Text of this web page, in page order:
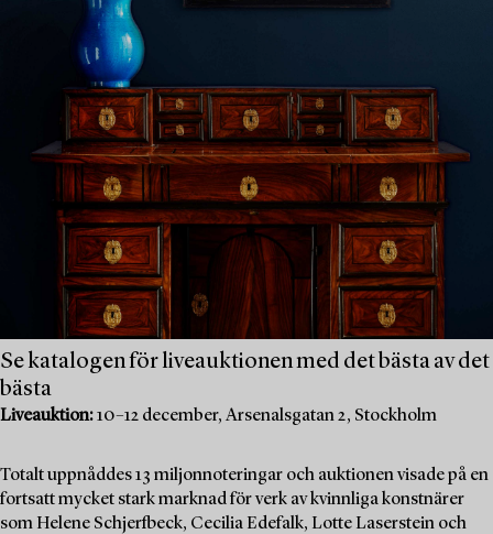
Se katalogen för liveauktionen med det bästa av det
bästa
Liveauktion:10–12 december, Arsenalsgatan 2, Stockholm
Totalt uppnåddes 13 miljonnoteringar och auktionen visade på en
fortsatt mycket stark marknad för verk av kvinnliga konstnärer
som Helene Schjerfbeck, Cecilia Edefalk, Lotte Laserstein och